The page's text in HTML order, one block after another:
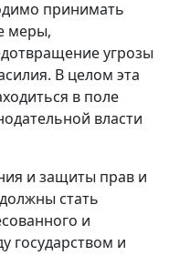
принимать
меры,
угрозы
В целом эта
в поле
власти
и защиты прав и
стать
и
государством и